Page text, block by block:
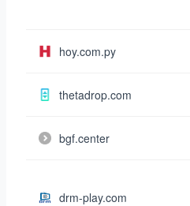
hoy.com.py
thetadrop.com
bgf.center
drm-play.com